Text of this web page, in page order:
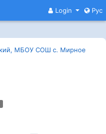
Login Рус
МБОУ СОШ с. Мирное